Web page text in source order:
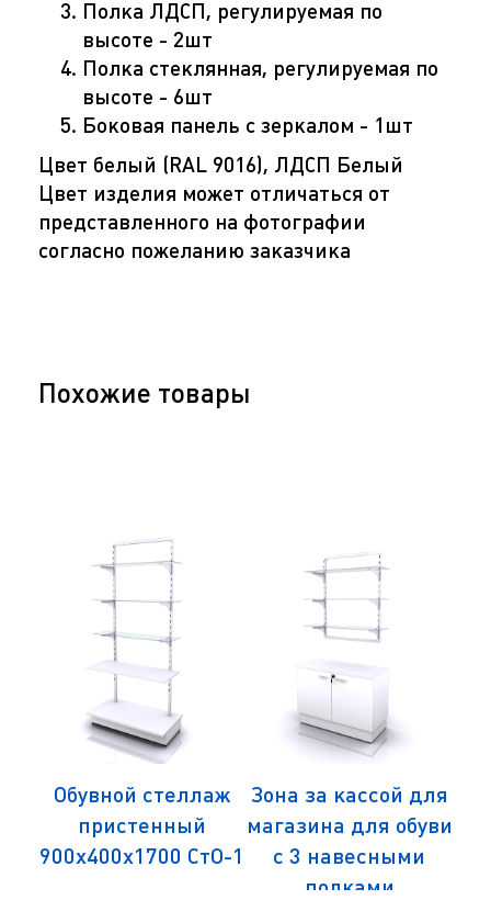
Полка ЛДСП, регулируемая по
высоте - 2шт
Полка стеклянная, регулируемая по
высоте - 6шт
Боковая панель с зеркалом - 1шт
Цвет белый (RAL 9016), ЛДСП Белый
Цвет изделия может отличаться от
представленного на фотографии
согласно пожеланию заказчика
Похожие товары
Обувной стеллаж
пристенный
900х400х1700 СтО-1
Зона за кассой для
магазина для обуви
с 3 навесными
полками